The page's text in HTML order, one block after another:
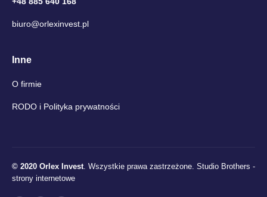
biuro@orlexinvest.pl
Inne
O firmie
RODO i Polityka prywatności
© 2020 Orlex Invest. Wszystkie prawa zastrzeżone. Studio Brothers -
strony internetowe